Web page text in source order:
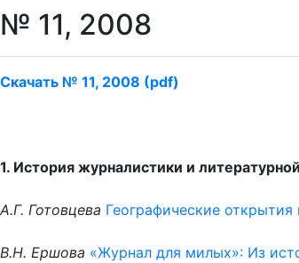
№ 11, 2008
Скачать № 11, 2008 (pdf)
1. История журналистики и
А.Г. Готовцева Географические
В.Н. Ершова «Журнал для милых»: Из